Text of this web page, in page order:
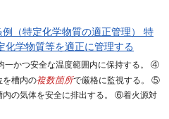
（特定化学物質の適正管理） 特
化学物質等を適正に管理する
一かつ安全な温度範囲内に保持する。 ④
を槽内の複数箇所で厳格に監視する。 ⑤
の気体を安全に排出する。 ⑥着火源対